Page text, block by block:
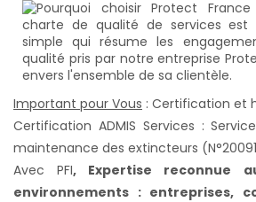
Important pour Vous : Certification et
Certification ADMIS Services :
maintenance des extincteurs
Avec PFI, Expertise reconnue
environnements : entreprises,